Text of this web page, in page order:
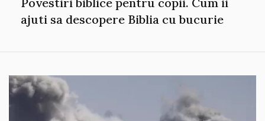
ajuti sa descopere Biblia cu bucurie